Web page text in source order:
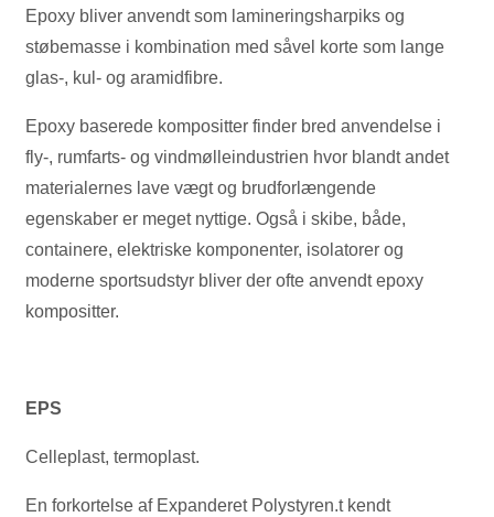
Epoxy bliver anvendt som lamineringsharpiks og
støbemasse i kombination med såvel korte som lange
glas-, kul- og aramidfibre.
Epoxy baserede kompositter finder bred anvendelse i
fly-, rumfarts- og vindmølleindustrien hvor blandt andet
materialernes lave vægt og brudforlængende
egenskaber er meget nyttige. Også i skibe, både,
containere, elektriske komponenter, isolatorer og
moderne sportsudstyr bliver der ofte anvendt epoxy
kompositter.
EPS
Celleplast, termoplast.
En forkortelse af Expanderet Polystyren.t kendt